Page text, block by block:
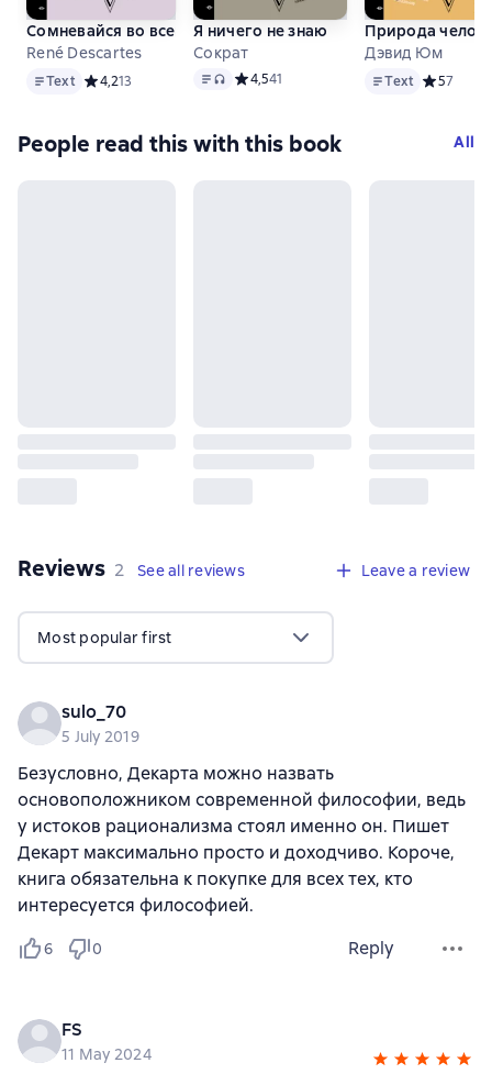
Сомневайся во всем
René Descartes
TextText Средний рейтинг 4,2 на основе 13 оценок
4,213
Я ничего не знаю
Сократ
Text, audio format available
Средний рейтинг 4,5 на основе 41
4,541
Природа
Дэвид Юм
TextText Средний
57
People read this with this book All
Reviews 2 reviews
2 See all reviews Leave a review
Most popular first
sulo_70
5 July 2019
Безусловно, Декарта можно назвать
основоположником современной философии, ведь
у истоков рационализма стоял именно он. Пишет
Декарт максимально просто и доходчиво. Короче,
книга обязательна к покупке для всех тех, кто
интересуется философией.
6 0 Reply
FS
11 May 2024